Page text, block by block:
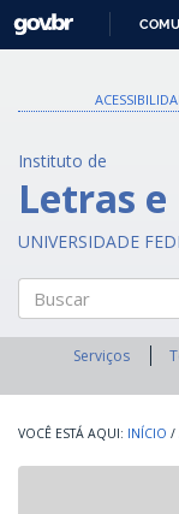
GOVBR
Instituto de
Letras
UNIVERSIDADE
Buscar
Serviços
INÍCIO /